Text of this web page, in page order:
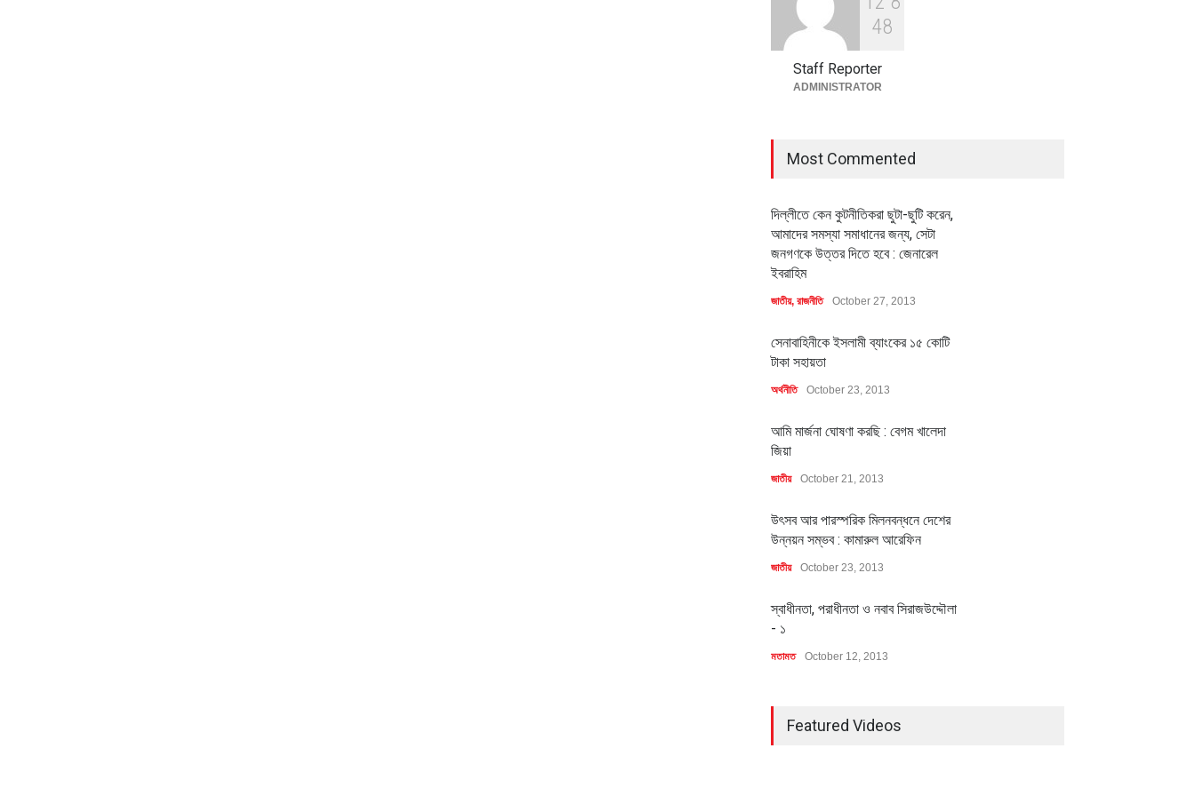
পোশাক শিল্পে নতুন উদ্যোগ
48
Staff Reporter
ADMINISTRATOR
Most Commented
দিল্লীতে কেন কুটনীতিকরা ছুটা-ছুটি করেন,
আমাদের সমস্যা সমাধানের জন্য, সেটা
জনগণকে উত্তর দিতে হবে : জেনারেল
ইবরাহিম
জাতীয়, রাজনীতি October 27, 2013
সেনাবাহিনীকে ইসলামী ব্যাংকের ১৫ কোটি
টাকা সহায়তা
অর্থনীতি October 23, 2013
আমি মার্জনা ঘোষণা করছি : বেগম খালেদা
জিয়া
জাতীয় October 21, 2013
উৎসব আর পারস্পরিক মিলনবন্ধনে দেশের
উন্নয়ন সম্ভব : কামারুল আরেফিন
জাতীয় October 23, 2013
স্বাধীনতা, পরাধীনতা ও নবাব সিরাজউদ্দৌলা
- ১
মতামত October 12, 2013
Featured Videos